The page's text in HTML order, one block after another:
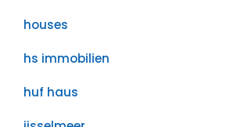
houses
hs immobilien
huf haus